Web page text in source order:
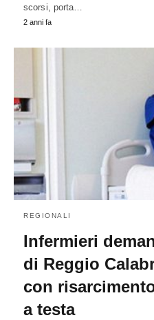
scorsi, porta…
2 anni fa
REGIONALI
Infermieri
di Reggio
con
a testa